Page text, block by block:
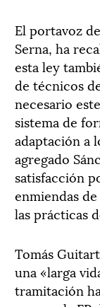
El portavoz
Serna, ha
esta ley
de técnicos
necesario
sistema de
adaptación a
agregado
satisfacción
enmiendas
las prácticas
Tomás
una «larga
tramitación